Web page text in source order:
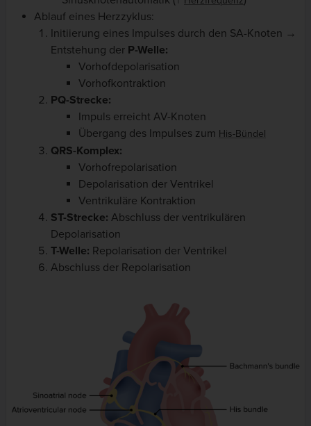
Ablauf eines Herzzyklus:
Initiierung eines Impulses durch den SA-Knoten →
Entstehung der P-Welle:
Vorhofdepolarisation
Vorhofkontraktion
PQ-Strecke:
Impuls erreicht AV-Knoten
Übergang des Impulses zum His-Bündel
QRS-Komplex:
Vorhofrepolarisation
Depolarisation der Ventrikel
Ventrikuläre Kontraktion
ST-Strecke: Abschluss der ventrikulären
Depolarisation
T-Welle: Repolarisation der Ventrikel
Abschluss der Repolarisation